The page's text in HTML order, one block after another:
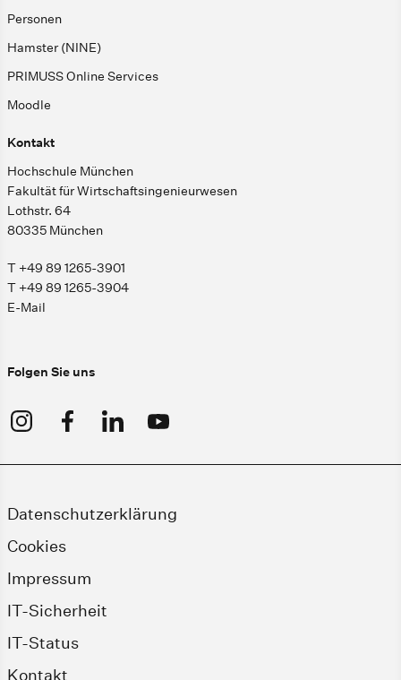
Personen
Hamster (NINE)
PRIMUSS Online Services
Moodle
Kontakt
Hochschule München
Fakultät für Wirtschaftsingenieurwesen
Lothstr. 64
80335 München
T +49 89 1265-3901
T +49 89 1265-3904
E-Mail
Folgen Sie uns
Datenschutzerklärung
Cookies
Impressum
IT-Sicherheit
IT-Status
Kontakt